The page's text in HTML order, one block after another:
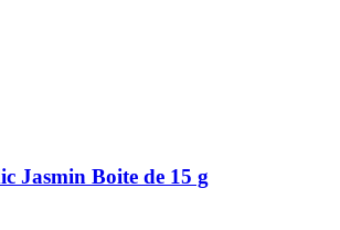
Jasmin Boite de 15 g